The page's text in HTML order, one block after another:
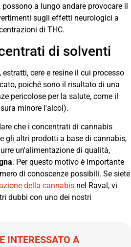
a lungo andare provocare il
sugli effetti neurologici a
di THC.
di solventi
cere e resine il cui processo
poiché sono il risultato di una
pericolose per la salute, come il
minore l'alcol).
che i concentrati di cannabis
gli altri prodotti a base di cannabis,
un'alimentazione di qualità,
. Per questo motivo è importante
di conoscenze possibili. Se siete
della cannabis nel Raval, vi
dubbi con uno dei nostri
INTERESSATO A